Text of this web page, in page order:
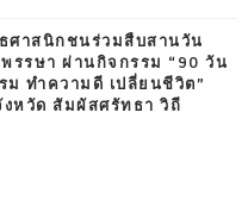
ศาสนิกชนร่วมสืบสานวัน
รรษา ผ่านกิจกรรม “90 วัน
ม ทำความดี เปลี่ยนชีวิต”
หวัด สัมผัสศรัทธา วิถี